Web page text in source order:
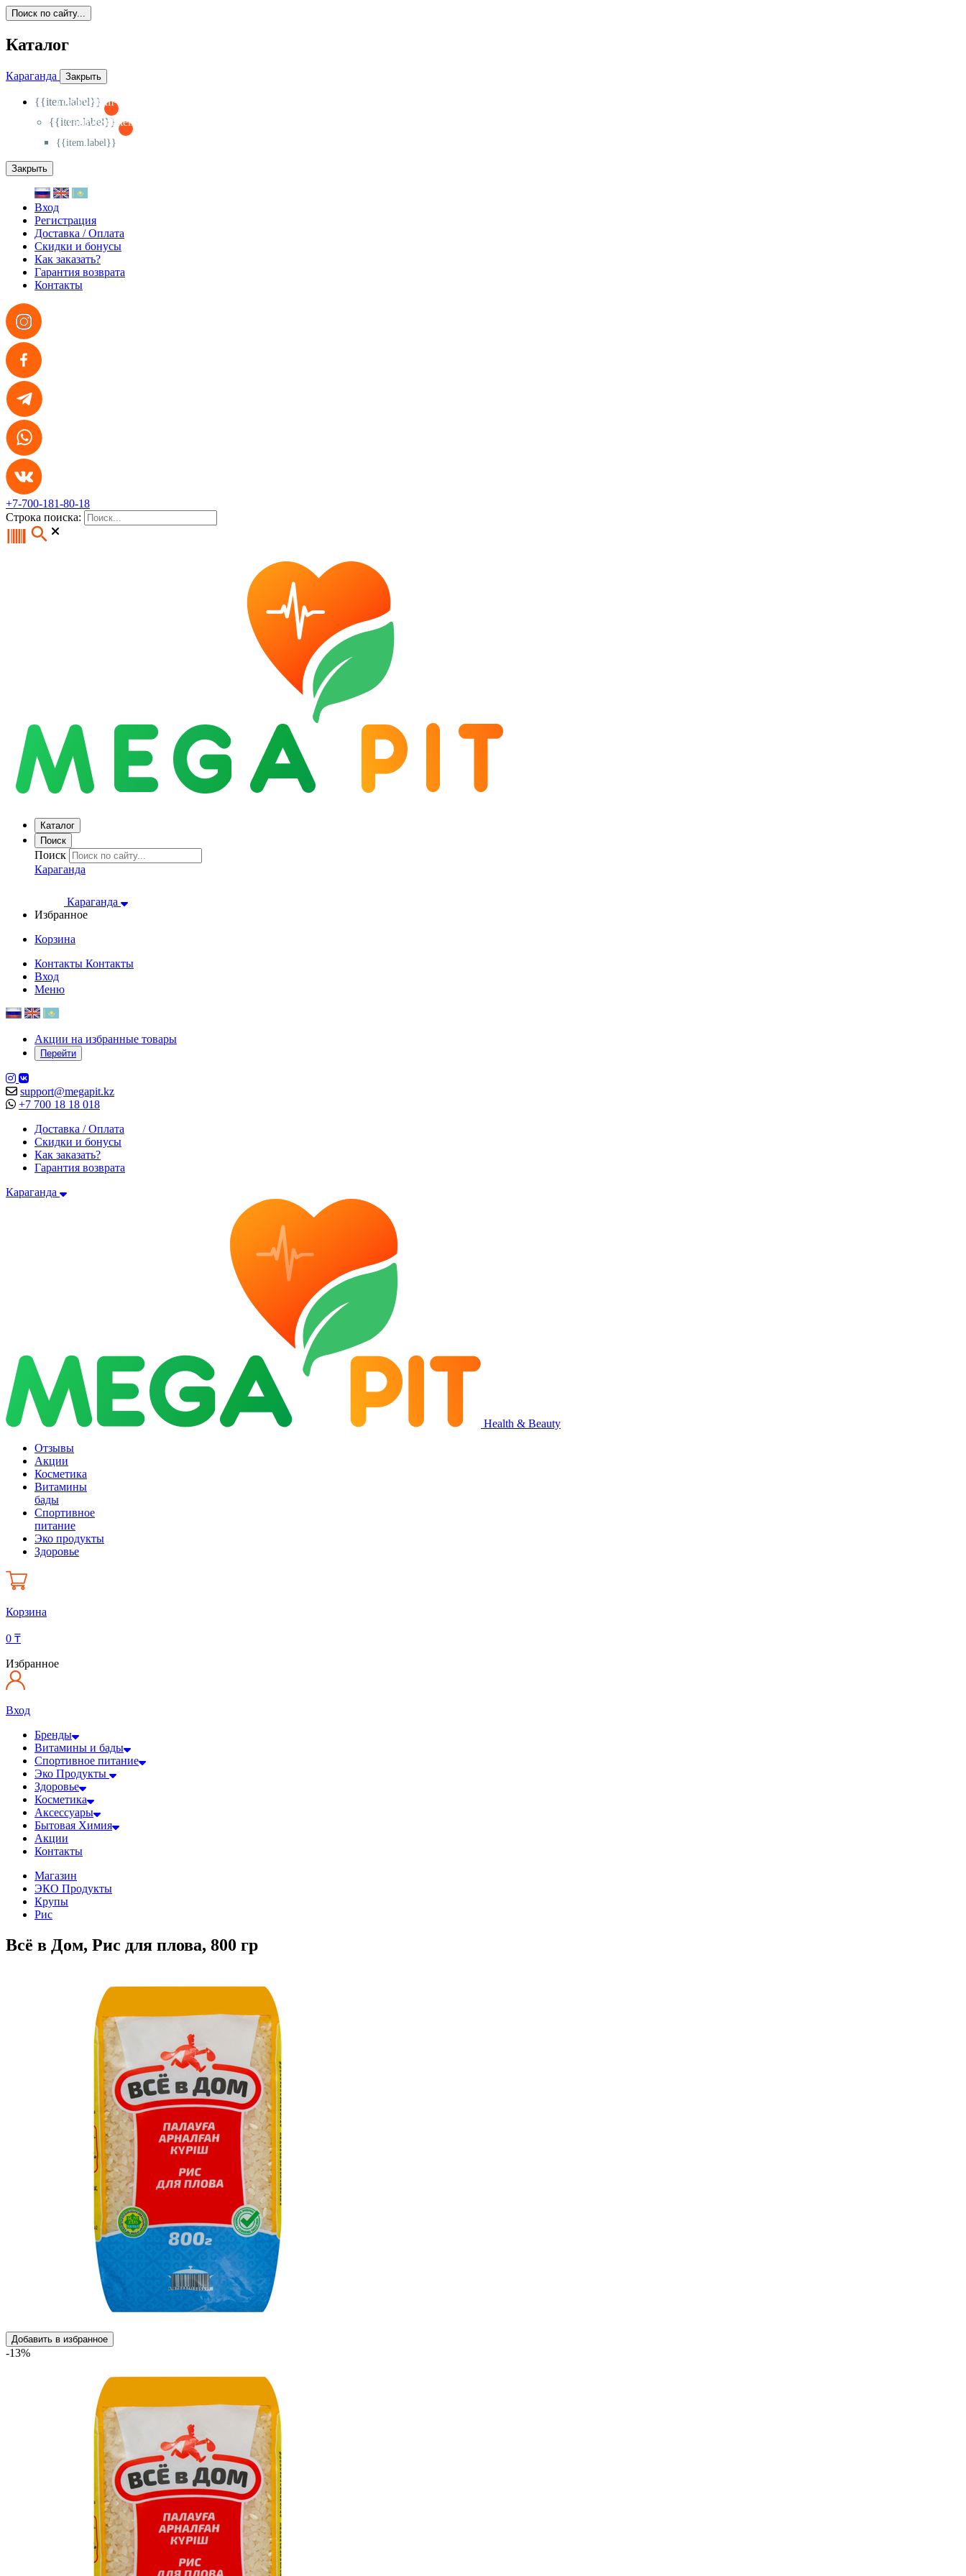
Поиск по сайту...
Каталог
Караганда Закрыть
{{item.label}}
{{activeItem==item.id?'-
{{item.label}}
{{activeSubitem==item.id?'-
{{item.label}}
Закрыть
Вход
Регистрация
Доставка / Оплата
Скидки и бонусы
Как заказать?
Гарантия возврата
Контакты
+7-700-181-80-18
Строка поиска:
Каталог
Поиск
Поиск
Караганда
Караганда
Избранное
Корзина
Контакты Контакты
Вход
Меню
Акции на избранные товары
Перейти
support@megapit.kz
+7 700 18 18 018
Доставка / Оплата
Скидки и бонусы
Как заказать?
Гарантия возврата
Караганда
Health & Beauty
Отзывы
Акции
Косметика
Витамины
бады
Спортивное
питание
Эко продукты
Здоровье
Корзина
0 ₸
Избранное
Вход
Бренды
Витамины и бады
Спортивное питание
Эко Продукты
Здоровье
Косметика
Аксессуары
Бытовая Химия
Акции
Контакты
Магазин
ЭКО Продукты
Крупы
Рис
Всё в Дом, Рис для плова, 800 гр
Добавить в избранное
-13%